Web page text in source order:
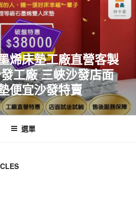
烯床墊工廠直營客製
工廠 三峽沙發店面
便宜沙發特賣
選單